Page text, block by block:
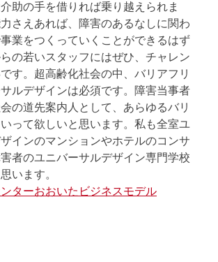
助の手を借りれば乗り越えられま
さえあれば、障害のあるなしに関わ
業をつくっていくことができるはず
の若いスタッフにはぜひ、チャレン
す。超高齢化社会の中、バリアフリ
ルデザインは必須です。障害当事者
の道先案内人として、あらゆるバリ
って欲しいと思います。私も全室ユ
インのマンションやホテルのコンサ
者のユニバーサルデザイン専門学校
います。